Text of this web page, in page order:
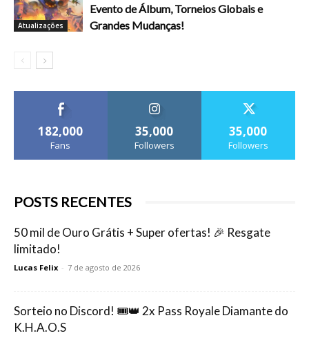
Atualizações
Evento de Álbum, Torneios Globais e
Grandes Mudanças!
182,000
Fans
35,000
Followers
35,000
Followers
POSTS RECENTES
50 mil de Ouro Grátis + Super ofertas! 🎉 Resgate
limitado!
Lucas Felix - 7 de agosto de 2026
Sorteio no Discord! 🎟️👑 2x Pass Royale Diamante do
K.H.A.O.S